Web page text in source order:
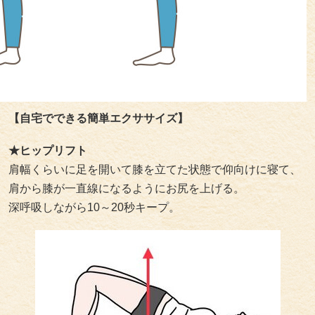
【自宅でできる簡単エクササイズ】
★ヒップリフト
肩幅くらいに足を開いて膝を立てた状態で仰向けに寝て、
肩から膝が一直線になるようにお尻を上げる。
深呼吸しながら10～20秒キープ。